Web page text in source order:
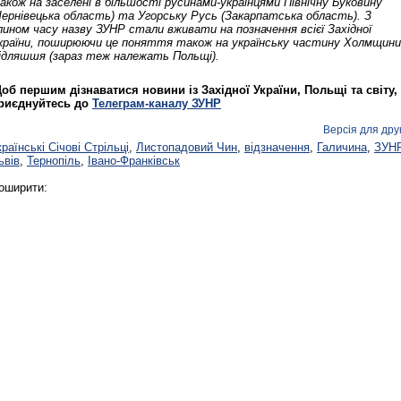
область) та Угорську Русь (Закарпатська область). З
часу назву ЗУНР стали вживати на позначення всієї Західної
поширюючи це поняття також на українську частину Холмщини
(зараз теж належать Польщі).
першим дізнаватися новини із Західної України, Польщі та світу,
до Телеграм-каналу ЗУНР
Версія для
Січові Стрільці Листопадовий Чин відзначення Галичина ЗУНР
Тернопіль
Івано-Франківськ